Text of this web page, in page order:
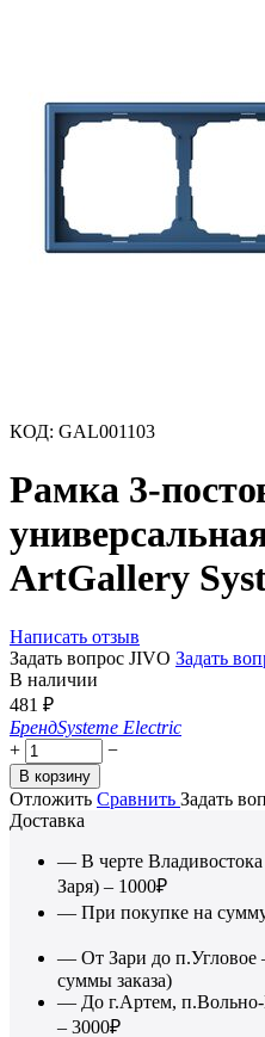
КОД: GAL001103
Рамка 3-
ArtGallery
Написать отзыв
Задать вопрос JIVO Задать
В наличии
481 ₽
БрендSysteme Electric
+
−
В корзину
Отложить Сравнить Задать
Доставка
— В черте Владивостока
Заря) – 1000₽
— При покупке на
— От Зари до п.Угловое
суммы заказа)
— До г.Артем,
– 3000₽